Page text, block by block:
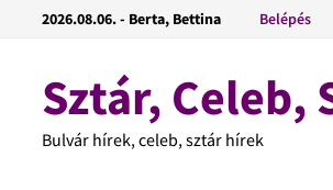
2026.08.06. - Berta, Bettina Belépés
Sztár, Celeb,
Bulvár hírek, celeb, sztár hírek